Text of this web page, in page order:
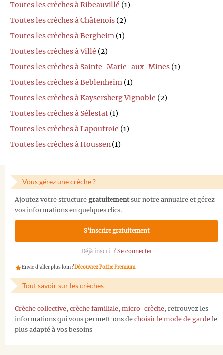
Toutes les crèches à Ribeauvillé (1)
Toutes les crèches à Châtenois (2)
Toutes les crèches à Bergheim (1)
Toutes les crèches à Villé (2)
Toutes les crèches à Sainte-Marie-aux-Mines (1)
Toutes les crèches à Beblenheim (1)
Toutes les crèches à Kaysersberg Vignoble (2)
Toutes les crèches à Sélestat (1)
Toutes les crèches à Lapoutroie (1)
Toutes les crèches à Houssen (1)
Vous gérez une crèche ?
Ajoutez votre structure gratuitementsur notre annuaire et gérez
vos informations en quelques clics.
S'inscrire gratuitement
Déjà inscrit ? Se connecter
Envie d'aller plus loin ?Découvrez l'offre Premium
Tout savoir sur les crèches
Crèche collective, crèche familiale, micro-crèche, retrouvez les
informations qui vous permettrons de choisir le mode de garde le
plus adapté à vos besoins